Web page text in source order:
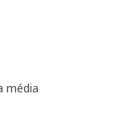
média